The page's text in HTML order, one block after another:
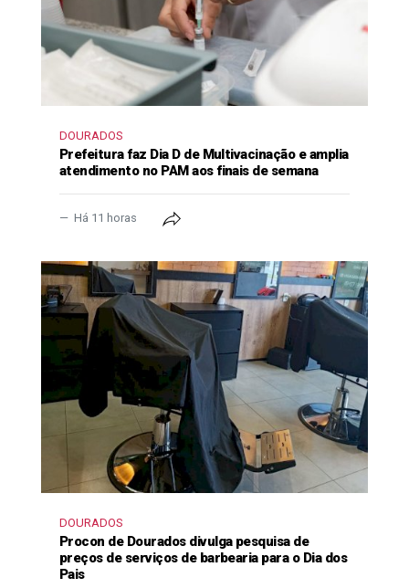
DOURADOS
Prefeitura faz Dia D de Multivacinação e amplia
atendimento no PAM aos finais de semana
Há 11 horas
DOURADOS
Procon de Dourados divulga pesquisa de
preços de serviços de barbearia para o Dia dos
Pais